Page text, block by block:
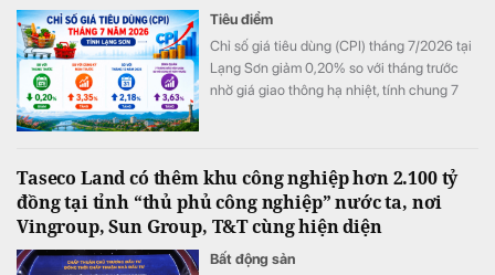
Tiêu điểm
Chỉ số giá tiêu dùng (CPI) tháng 7/2026 tại
Lạng Sơn giảm 0,20% so với tháng trước
nhờ giá giao thông hạ nhiệt, tính chung 7
Taseco Land có thêm khu công nghiệp hơn 2.100 tỷ
đồng tại tỉnh “thủ phủ công nghiệp” nước ta, nơi
Vingroup, Sun Group, T&T cùng hiện diện
Bất động sản